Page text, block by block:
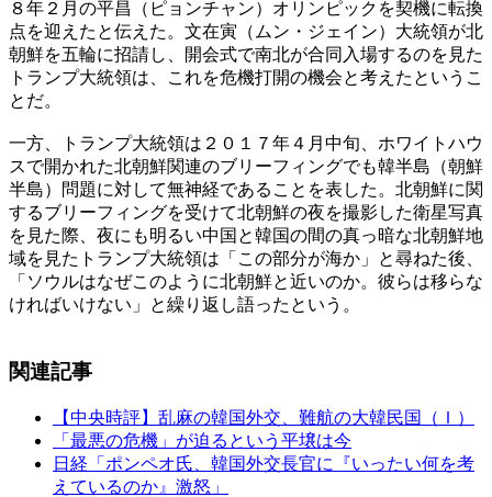
８年２月の平昌（ピョンチャン）オリンピックを契機に転換
点を迎えたと伝えた。文在寅（ムン・ジェイン）大統領が北
朝鮮を五輪に招請し、開会式で南北が合同入場するのを見た
トランプ大統領は、これを危機打開の機会と考えたというこ
とだ。
一方、トランプ大統領は２０１７年４月中旬、ホワイトハウ
スで開かれた北朝鮮関連のブリーフィングでも韓半島（朝鮮
半島）問題に対して無神経であることを表した。北朝鮮に関
するブリーフィングを受けて北朝鮮の夜を撮影した衛星写真
を見た際、夜にも明るい中国と韓国の間の真っ暗な北朝鮮地
域を見たトランプ大統領は「この部分が海か」と尋ねた後、
「ソウルはなぜこのように北朝鮮と近いのか。彼らは移らな
ければいけない」と繰り返し語ったという。
関連記事
【中央時評】乱麻の韓国外交、難航の大韓民国（Ｉ）
「最悪の危機」が迫るという平壌は今
日経「ポンペオ氏、韓国外交長官に『いったい何を考
えているのか』激怒」